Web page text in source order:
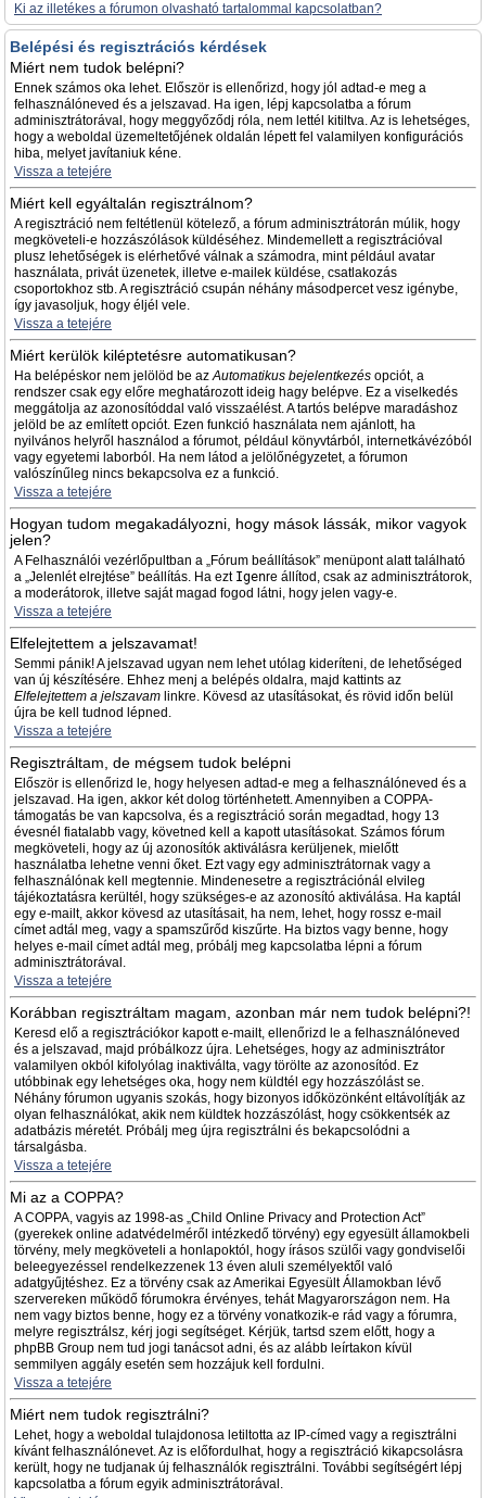
Ki az illetékes a fórumon olvasható tartalommal kapcsolatban?
Belépési és regisztrációs kérdések
Miért nem tudok belépni?
Ennek számos oka lehet. Először is ellenőrizd, hogy jól adtad-e meg a
felhasználóneved és a jelszavad. Ha igen, lépj kapcsolatba a fórum
adminisztrátorával, hogy meggyőződj róla, nem lettél kitiltva. Az is lehetséges,
hogy a weboldal üzemeltetőjének oldalán lépett fel valamilyen konfigurációs
hiba, melyet javítaniuk kéne.
Vissza a tetejére
Miért kell egyáltalán regisztrálnom?
A regisztráció nem feltétlenül kötelező, a fórum adminisztrátorán múlik, hogy
megköveteli-e hozzászólások küldéséhez. Mindemellett a regisztrációval
plusz lehetőségek is elérhetővé válnak a számodra, mint például avatar
használata, privát üzenetek, illetve e-mailek küldése, csatlakozás
csoportokhoz stb. A regisztráció csupán néhány másodpercet vesz igénybe,
így javasoljuk, hogy éljél vele.
Vissza a tetejére
Miért kerülök kiléptetésre automatikusan?
Ha belépéskor nem jelölöd be azAutomatikus bejelentkezés opciót, a
rendszer csak egy előre meghatározott ideig hagy belépve. Ez a viselkedés
meggátolja az azonosítóddal való visszaélést. A tartós belépve maradáshoz
jelöld be az említett opciót. Ezen funkció használata nem ajánlott, ha
nyilvános helyről használod a fórumot, például könyvtárból, internetkávézóból
vagy egyetemi laborból. Ha nem látod a jelölőnégyzetet, a fórumon
valószínűleg nincs bekapcsolva ez a funkció.
Vissza a tetejére
Hogyan tudom megakadályozni, hogy mások lássák, mikor vagyok
jelen?
A Felhasználói vezérlőpultban a „Fórum beállítások” menüpont alatt található
a „Jelenlét elrejtése” beállítás. Ha ezt Igenre állítod, csak az adminisztrátorok,
a moderátorok, illetve saját magad fogod látni, hogy jelen vagy-e.
Vissza a tetejére
Elfelejtettem a jelszavamat!
Semmi pánik! A jelszavad ugyan nem lehet utólag kideríteni, de lehetőséged
van új készítésére. Ehhez menj a belépés oldalra, majd kattints az
Elfelejtettem a jelszavam linkre. Kövesd az utasításokat, és rövid időn belül
újra be kell tudnod lépned.
Vissza a tetejére
Regisztráltam, de mégsem tudok belépni
Először is ellenőrizd le, hogy helyesen adtad-e meg a felhasználóneved és a
jelszavad. Ha igen, akkor két dolog történhetett. Amennyiben a COPPA-
támogatás be van kapcsolva, és a regisztráció során megadtad, hogy 13
évesnél fiatalabb vagy, követned kell a kapott utasításokat. Számos fórum
megköveteli, hogy az új azonosítók aktiválásra kerüljenek, mielőtt
használatba lehetne venni őket. Ezt vagy egy adminisztrátornak vagy a
felhasználónak kell megtennie. Mindenesetre a regisztrációnál elvileg
tájékoztatásra kerültél, hogy szükséges-e az azonosító aktiválása. Ha kaptál
egy e-mailt, akkor kövesd az utasításait, ha nem, lehet, hogy rossz e-mail
címet adtál meg, vagy a spamszűrőd kiszűrte. Ha biztos vagy benne, hogy
helyes e-mail címet adtál meg, próbálj meg kapcsolatba lépni a fórum
adminisztrátorával.
Vissza a tetejére
Korábban regisztráltam magam, azonban már nem tudok belépni?!
Keresd elő a regisztrációkor kapott e-mailt, ellenőrizd le a felhasználóneved
és a jelszavad, majd próbálkozz újra. Lehetséges, hogy az adminisztrátor
valamilyen okból kifolyólag inaktiválta, vagy törölte az azonosítód. Ez
utóbbinak egy lehetséges oka, hogy nem küldtél egy hozzászólást se.
Néhány fórumon ugyanis szokás, hogy bizonyos időközönként eltávolítják az
olyan felhasználókat, akik nem küldtek hozzászólást, hogy csökkentsék az
adatbázis méretét. Próbálj meg újra regisztrálni és bekapcsolódni a
társalgásba.
Vissza a tetejére
Mi az a COPPA?
A COPPA, vagyis az 1998-as „Child Online Privacy and Protection Act”
(gyerekek online adatvédelméről intézkedő törvény) egy egyesült államokbeli
törvény, mely megköveteli a honlapoktól, hogy írásos szülői vagy gondviselői
beleegyezéssel rendelkezzenek 13 éven aluli személyektől való
adatgyűjtéshez. Ez a törvény csak az Amerikai Egyesült Államokban lévő
szervereken működő fórumokra érvényes, tehát Magyarországon nem. Ha
nem vagy biztos benne, hogy ez a törvény vonatkozik-e rád vagy a fórumra,
melyre regisztrálsz, kérj jogi segítséget. Kérjük, tartsd szem előtt, hogy a
phpBB Group nem tud jogi tanácsot adni, és az alább leírtakon kívül
semmilyen aggály esetén sem hozzájuk kell fordulni.
Vissza a tetejére
Miért nem tudok regisztrálni?
Lehet, hogy a weboldal tulajdonosa letiltotta az IP-címed vagy a regisztrálni
kívánt felhasználónevet. Az is előfordulhat, hogy a regisztráció kikapcsolásra
került, hogy ne tudjanak új felhasználók regisztrálni. További segítségért lépj
kapcsolatba a fórum egyik adminisztrátorával.